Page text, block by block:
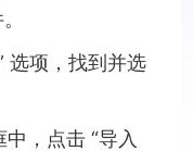
选项，找到并选
，点击 “导入